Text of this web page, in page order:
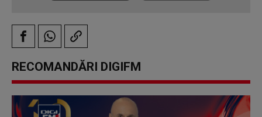
RECOMANDĂRI DIGIFM